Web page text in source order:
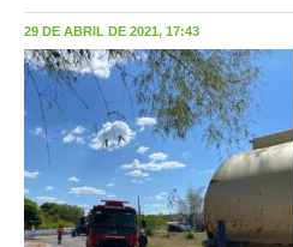
29 DE ABRIL DE 2021, 17:43